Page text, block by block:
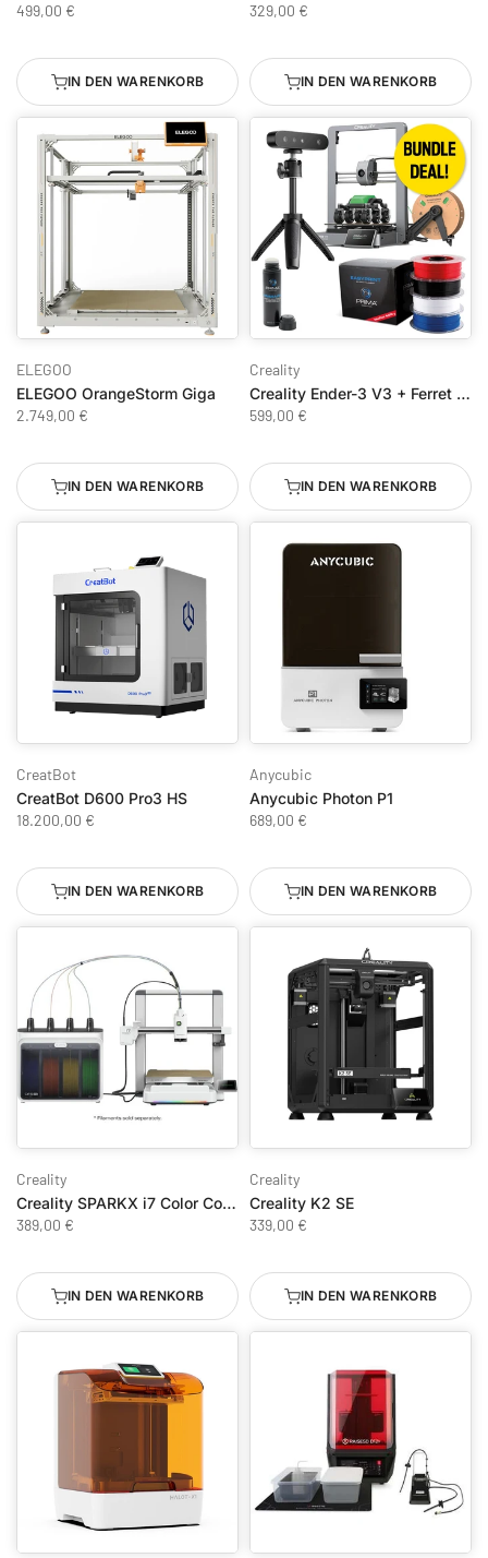
499,00 €
IN DEN WARENKORB
329,00 €
IN DEN WARENKORB
ELEGOO
ELEGOO OrangeStorm Giga
2.749,00 €
IN DEN WARENKORB
Creality
Creality Ender-3 V3 + Ferret SE – Creativy Bundle
599,00 €
IN DEN WARENKORB
CreatBot
CreatBot D600 Pro3 HS
18.200,00 €
IN DEN WARENKORB
Anycubic
Anycubic Photon P1
689,00 €
IN DEN WARENKORB
Creality
Creality SPARKX i7 Color Combo
389,00 €
IN DEN WARENKORB
Creality
Creality K2 SE
339,00 €
IN DEN WARENKORB